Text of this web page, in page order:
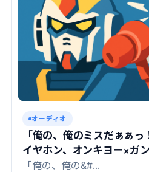
オーディオ
「俺の、俺のミスだぁぁ
イヤホン、オンキヨー×ガ
開始
「俺の、俺の&#…